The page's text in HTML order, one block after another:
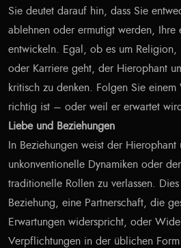
Sie deutet darauf hin, dass Sie
ablehnen oder ermutigt werden, Ihre
entwickeln. Egal, ob es um Religion,
oder Karriere geht, der Hierophant
kritisch zu denken. Folgen Sie
richtig ist – oder weil er erwartet
Liebe und Beziehungen
In Beziehungen weist der
unkonventionelle Dynamiken oder
traditionelle Rollen zu verlassen.
Beziehung, eine Partnerschaft, die
Erwartungen widerspricht, oder
Verpflichtungen in der üblichen Form